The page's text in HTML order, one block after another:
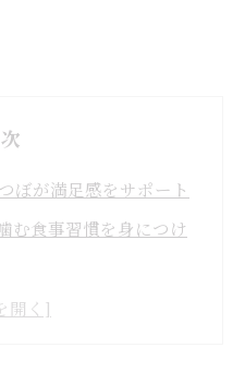
ぼが満足感をサポート
む食事習慣を身につけ
的な耳つぼの刺激タイ